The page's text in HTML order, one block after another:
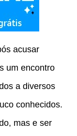
acusar
um encontro
a diversos
conhecidos.
mas e ser